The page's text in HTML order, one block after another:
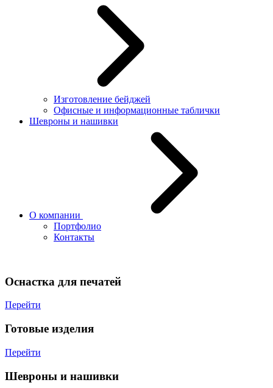
Изготовление бейджей
Офисные и информационные таблички
Шевроны и нашивки
О компании
Портфолио
Контакты
Оснастка для печатей
Перейти
Готовые изделия
Перейти
Шевроны и нашивки